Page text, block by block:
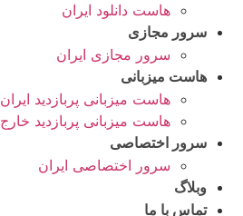
هاست دانلود ایران
سرور مجازی
سرور مجازی ایران
هاست میزبانی
هاست میزبانی پربازدید ایران
هاست میزبانی پربازدید خارج
سرور اختصاصی
سرور اختصاصی ایران
وبلاگ
تماس با ما